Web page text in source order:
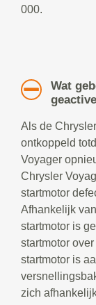
000.
Wat
Als de
ontkoppeld
Voyager
Chrysler
startmotor
Afhankelijk
startmotor is
startmotor
startmotor is
zich